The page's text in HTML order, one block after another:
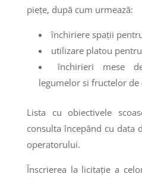
piețe, după cum urmează:
închiriere spații
utilizare platou
închirieri mese
legumelor si fructelor
Lista cu obiectivele
consulta începând cu
operatorului.
Înscrierea la licitaţie a